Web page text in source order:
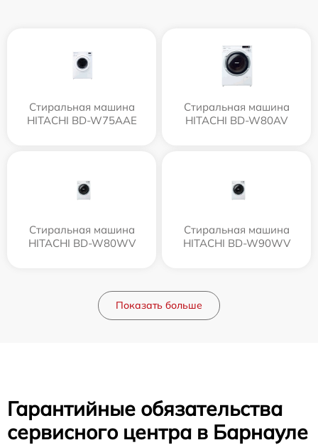
Стиральная машина
HITACHI BD-W75AAE
Стиральная машина
HITACHI BD-W80AV
Стиральная машина
HITACHI BD-W80WV
Стиральная машина
HITACHI BD-W90WV
Показать больше
Гарантийные обязательства
сервисного центра в Барнауле